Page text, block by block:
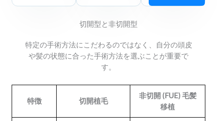
切開型と非切開型
特定の手術方法にこだわるのではなく、自分の頭皮
や髪の状態に合った手術方法を選ぶことが重要で
す。
特徴 切開植毛
非切開 (FUE) 毛髪
移植